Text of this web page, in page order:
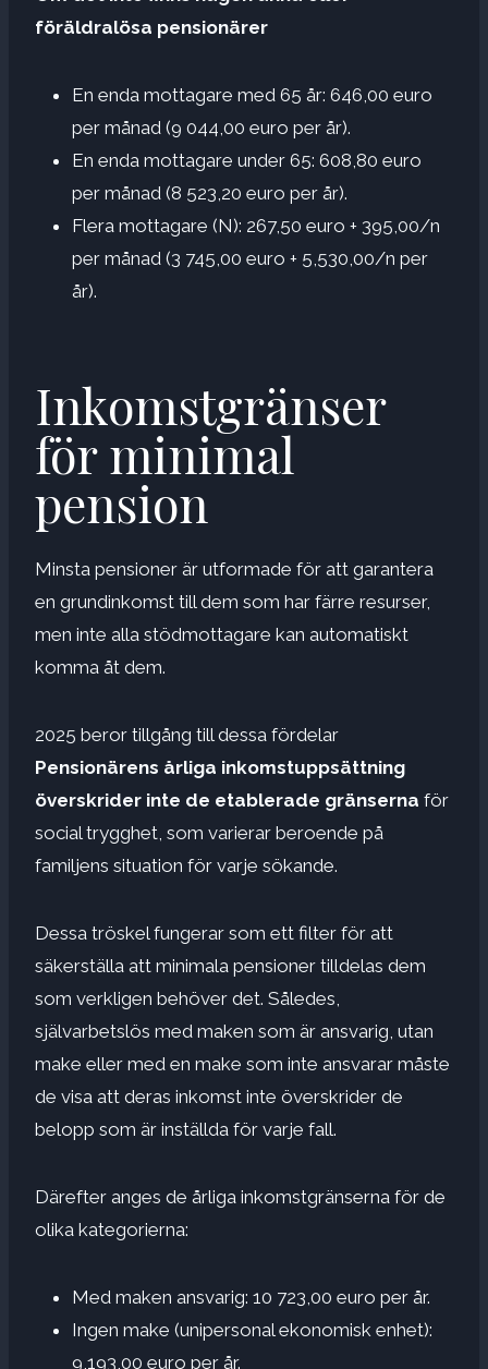
föräldralösa pensionärer
En enda mottagare med 65 år: 646,00 euro
per månad (9 044,00 euro per år).
En enda mottagare under 65: 608,80 euro
per månad (8 523,20 euro per år).
Flera mottagare (N): 267,50 euro + 395,00/n
per månad (3 745,00 euro + 5,530,00/n per
år).
Inkomstgränser
för minimal
pension
Minsta pensioner är utformade för att garantera
en grundinkomst till dem som har färre resurser,
men inte alla stödmottagare kan automatiskt
komma åt dem.
2025 beror tillgång till dessa fördelar
Pensionärens årliga inkomstuppsättning
överskrider inte de etablerade gränserna för
social trygghet, som varierar beroende på
familjens situation för varje sökande.
Dessa tröskel fungerar som ett filter för att
säkerställa att minimala pensioner tilldelas dem
som verkligen behöver det. Således,
självarbetslös med maken som är ansvarig, utan
make eller med en make som inte ansvarar måste
de visa att deras inkomst inte överskrider de
belopp som är inställda för varje fall.
Därefter anges de årliga inkomstgränserna för de
olika kategorierna:
Med maken ansvarig: 10 723,00 euro per år.
Ingen make (unipersonal ekonomisk enhet):
9,193,00 euro per år.